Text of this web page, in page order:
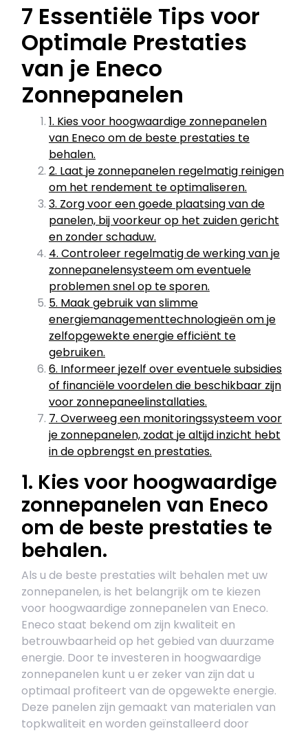
7 Essentiële Tips voor
Optimale Prestaties
van je Eneco
Zonnepanelen
1. Kies voor hoogwaardige zonnepanelen
van Eneco om de beste prestaties te
behalen.
2. Laat je zonnepanelen regelmatig reinigen
om het rendement te optimaliseren.
3. Zorg voor een goede plaatsing van de
panelen, bij voorkeur op het zuiden gericht
en zonder schaduw.
4. Controleer regelmatig de werking van je
zonnepanelensysteem om eventuele
problemen snel op te sporen.
5. Maak gebruik van slimme
energiemanagementtechnologieën om je
zelfopgewekte energie efficiënt te
gebruiken.
6. Informeer jezelf over eventuele subsidies
of financiële voordelen die beschikbaar zijn
voor zonnepaneelinstallaties.
7. Overweeg een monitoringssysteem voor
je zonnepanelen, zodat je altijd inzicht hebt
in de opbrengst en prestaties.
1. Kies voor hoogwaardige
zonnepanelen van Eneco
om de beste prestaties te
behalen.
Als u de beste prestaties wilt behalen met uw
zonnepanelen, is het belangrijk om te kiezen
voor hoogwaardige zonnepanelen van Eneco.
Eneco staat bekend om zijn kwaliteit en
betrouwbaarheid op het gebied van duurzame
energie. Door te investeren in hoogwaardige
zonnepanelen kunt u er zeker van zijn dat u
optimaal profiteert van de opgewekte energie.
Deze panelen zijn gemaakt van materialen van
topkwaliteit en worden geïnstalleerd door